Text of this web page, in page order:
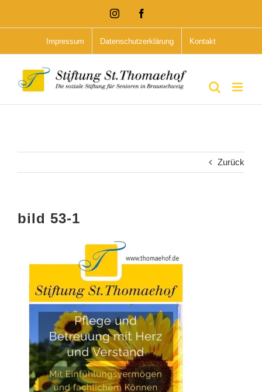
Inhalt
Instagram
Impressum Datenschutzerklärung Kontakt
Zurück
bild 53-1